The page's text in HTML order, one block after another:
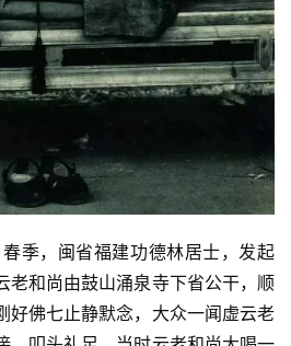
季，闽省福建功德林居士，发起
老和尚由鼓山涌泉寺下省公干，顺
好佛七止静默念，大众一闻虚云老